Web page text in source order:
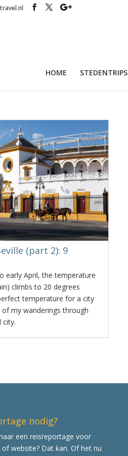
HOME STEDENTRIPS
(part 2): 9
early April, the temperature
climbs to 20 degrees
temperature for a city
my wanderings through
city.
nodig?
een reisreportage voor
website? Dat kan. Of het nu